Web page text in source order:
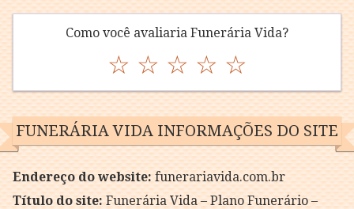
Como você avaliaria Funerária Vida?
☆ ☆ ☆ ☆ ☆
FUNERÁRIA VIDA INFORMAÇÕES DO SITE
Endereço do website:funerariavida.com.br
Título do site:Funerária Vida – Plano Funerário –